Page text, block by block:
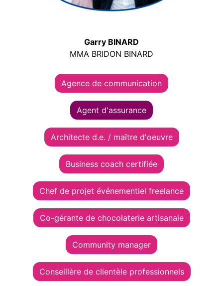
Garry BINARD
MMA BRIDON BINARD
Agence de communication
Agent d'assurance
Architecte d.e. / maître d'oeuvre
Business coach certifiée
Chef de projet événementiel freelance
Co-gérante de chocolaterie artisanale
Community manager
Conseillère de clientèle professionnels